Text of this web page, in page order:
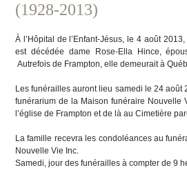
(1928-2013)
À l’Hôpital de l’Enfant-Jésus, le 4 août
est décédée dame Rose-Ella Hince,
Autrefois de Frampton, elle demeurait à
Les funérailles auront lieu samedi le 24 août
funérarium de la Maison funéraire Nouvelle
l’église de Frampton et de là au Cimetière
La famille recevra les condoléances au
Nouvelle Vie Inc.
Samedi, jour des funérailles à compter de 9